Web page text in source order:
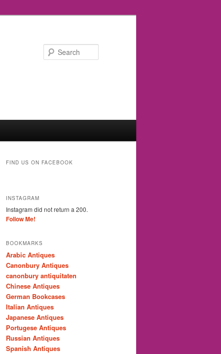
FIND US ON FACEBOOK
INSTAGRAM
Instagram did not return a 200.
Follow Me!
BOOKMARKS
Arabic Antiques
Canonbury Antiques
canonbury antiquitaten
Chinese Antiques
German Bookcases
Italian Antiques
Japanese Antiques
Portugese Antiques
Russian Antiques
Spanish Antiques